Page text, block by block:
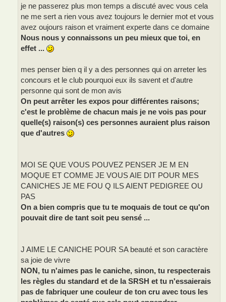
je ne passerez plus mon temps a discuté avec vous cela
ne me sert a rien vous avez toujours le dernier mot et vous
avez oujours raison et vraiment experte dans ce domaine
Nous nous y connaissons un peu mieux que toi, en
effet ...
mes penser bien q il y a des personnes qui on arreter les
concours et le club pourquoi eux ils savent et d'autre
personne qui sont de mon avis
On peut arrêter les expos pour différentes raisons;
c'est le problème de chacun mais je ne vois pas pour
quelle(s) raison(s) ces personnes auraient plus raison
que d'autres
MOI SE QUE VOUS POUVEZ PENSER JE M EN
MOQUE ET COMME JE VOUS AIE DIT POUR MES
CANICHES JE ME FOU Q ILS AIENT PEDIGREE OU
PAS
On a bien compris que tu te moquais de tout ce qu'on
pouvait dire de tant soit peu sensé ...
J AIME LE CANICHE POUR SA beauté et son caractère
sa joie de vivre
NON, tu n'aimes pas le caniche, sinon, tu respecterais
les règles du standard et de la SRSH et tu n'essaierais
pas de fabriquer une couleur de ton cru avec tous les